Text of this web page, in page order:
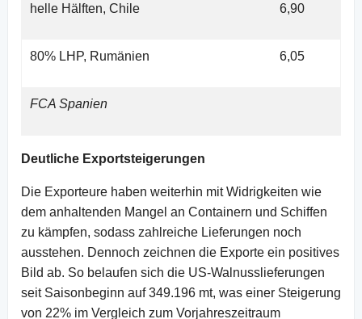
helle Hälften, Chile 6,90
80% LHP, Rumänien 6,05
FCA Spanien
Deutliche Exportsteigerungen
Die Exporteure haben weiterhin mit Widrigkeiten wie
dem anhaltenden Mangel an Containern und Schiffen
zu kämpfen, sodass zahlreiche Lieferungen noch
ausstehen. Dennoch zeichnen die Exporte ein positives
Bild ab. So belaufen sich die US-Walnusslieferungen
seit Saisonbeginn auf 349.196 mt, was einer Steigerung
von 22% im Vergleich zum Vorjahreszeitraum